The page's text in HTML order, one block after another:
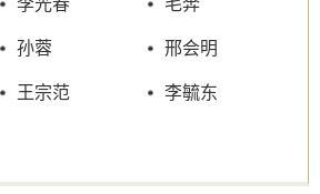
李光春 毛奔
孙蓉 邢会明
王宗范 李毓东